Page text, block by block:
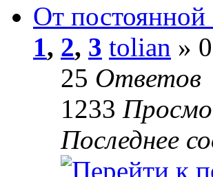
От постоянной
1, 2, 3 tolian »
25 Ответов
1233
Последнее